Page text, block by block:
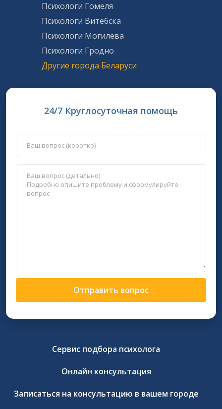
Психологи Гомеля
Психологи Витебска
Психологи Могилева
Психологи Гродно
Другие города Беларуси
24/7 Круглосуточная помощь
Отправить вопрос
Сервис подбора психолога
Онлайн консультация
Записаться на консультацию в вашем городе